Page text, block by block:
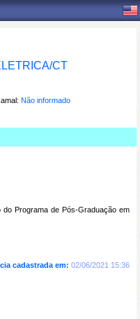
CT
Não informado
Programa de Pós-Graduação em
cadastrada em: 02/06/2021 15:36